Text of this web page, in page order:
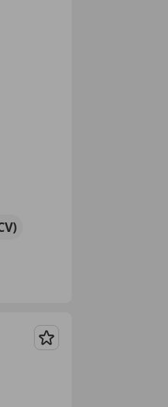
Guardar